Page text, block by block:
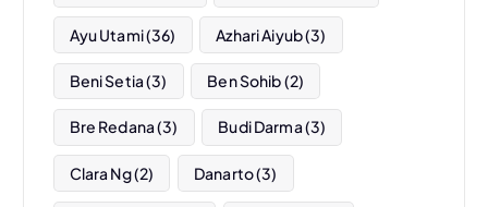
Ayu Utami(36) Azhari Aiyub(3)
Beni Setia(3) Ben Sohib(2)
Bre Redana(3) Budi Darma(3)
Clara Ng(2) Danarto(3)